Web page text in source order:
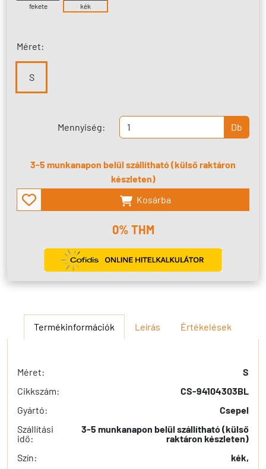
fekete kék
Méret:
S
Mennyiség: Db
3-5 munkanapon belül szállítható (külső raktáron
készleten)
Kosárba
0% THM
Termékinformációk Leírás Értékelések
Méret:
S
Cikkszám:
CS-94104303BL
Gyártó:
Csepel
Szállítási
idő:
3-5 munkanapon belül szállítható (külső
raktáron készleten)
Szín:
kék,